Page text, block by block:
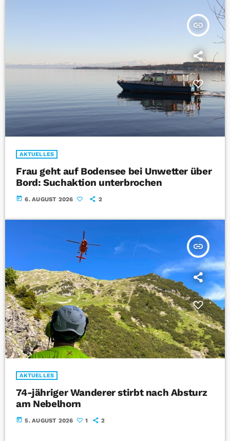
insert_link
AKTUELLES
Frau geht auf Bodensee bei Unwetter über
Bord: Suchaktion unterbrochen
today 6. AUGUST 2026 2
insert_link
AKTUELLES
74-jähriger Wanderer stirbt nach Absturz
am Nebelhorn
today 5. AUGUST 2026 1 2